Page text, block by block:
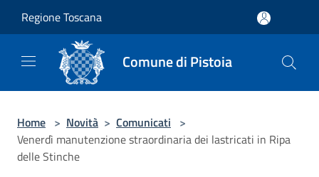
Regione Toscana
Comune di Pistoia
Home > Novità > Comunicati >
Venerdì manutenzione straordinaria dei lastricati in Ripa
delle Stinche